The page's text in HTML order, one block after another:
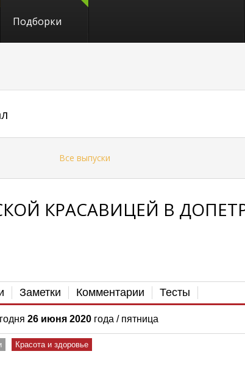
Подборки
Все выпуски
КРАСАВИЦЕЙ В
Заметки Комментарии Тесты
26 июня 2020года / пятница
Красота и здоровье